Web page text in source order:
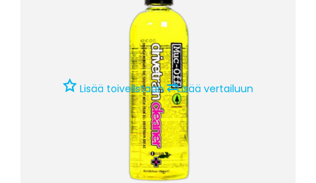
Lisää toivelistaan⇄Lisää vertailuun